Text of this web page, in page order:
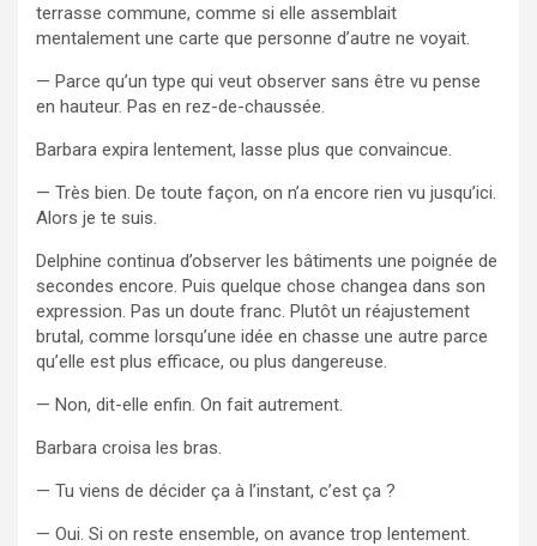
terrasse commune, comme si elle assemblait
mentalement une carte que personne d’autre ne voyait.
— Parce qu’un type qui veut observer sans être vu pense
en hauteur. Pas en rez-de-chaussée.
Barbara expira lentement, lasse plus que convaincue.
— Très bien. De toute façon, on n’a encore rien vu jusqu’ici.
Alors je te suis.
Delphine continua d’observer les bâtiments une poignée de
secondes encore. Puis quelque chose changea dans son
expression. Pas un doute franc. Plutôt un réajustement
brutal, comme lorsqu’une idée en chasse une autre parce
qu’elle est plus efficace, ou plus dangereuse.
— Non, dit-elle enfin. On fait autrement.
Barbara croisa les bras.
— Tu viens de décider ça à l’instant, c’est ça ?
— Oui. Si on reste ensemble, on avance trop lentement.